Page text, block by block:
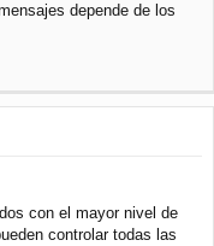
depende de los
con el mayor nivel de
controlar todas las